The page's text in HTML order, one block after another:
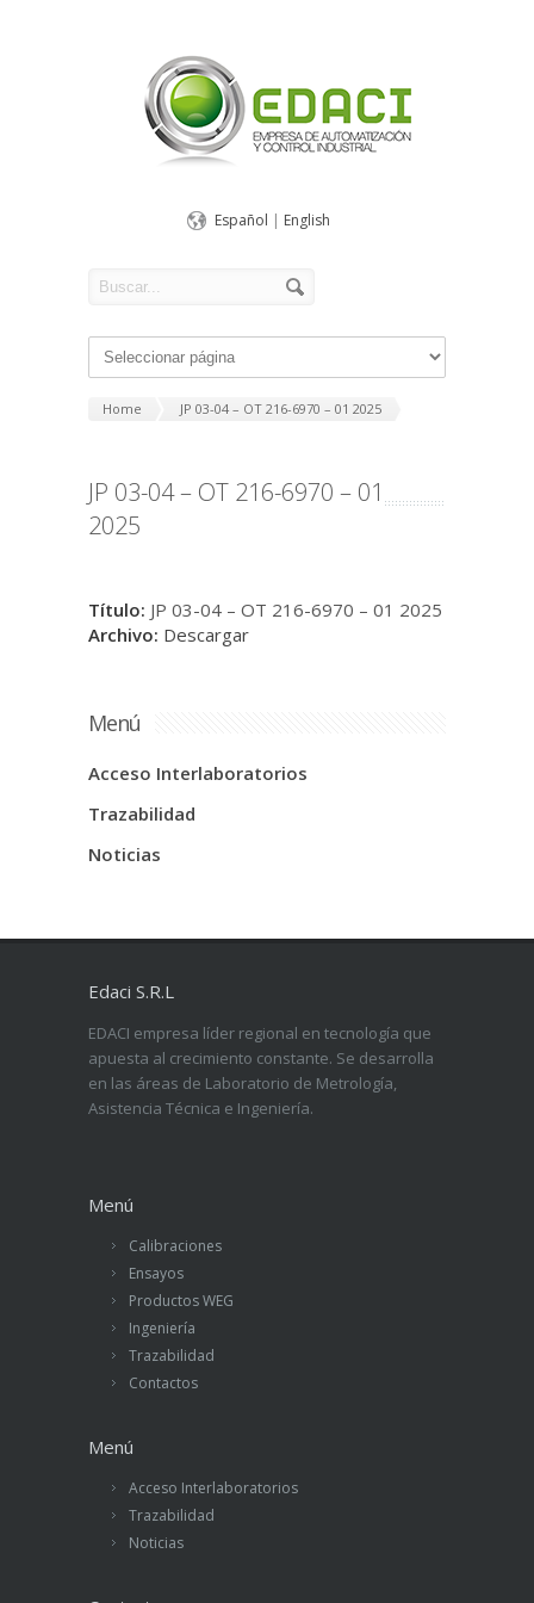
Español | English
Home JP 03-04 – OT 216-6970 – 01 2025
JP 03-04 – OT 216-6970 – 01
2025
Título: JP 03-04 – OT 216-6970 – 01 2025
Archivo: Descargar
Menú
Acceso Interlaboratorios
Trazabilidad
Noticias
Edaci S.R.L
EDACI empresa líder regional en tecnología que
apuesta al crecimiento constante. Se desarrolla
en las áreas de Laboratorio de Metrología,
Asistencia Técnica e Ingeniería.
Menú
Calibraciones
Ensayos
Productos WEG
Ingeniería
Trazabilidad
Contactos
Menú
Acceso Interlaboratorios
Trazabilidad
Noticias